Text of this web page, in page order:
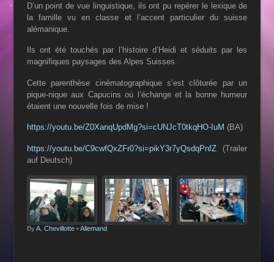
D’un point de vue linguistique, ils ont pu repérer le lexique de
la famille vu en classe et l’accent particulier du suisse
alémanique.
Ils ont été touchés par l’histoire d’Heidi et séduits par les
magnifiques paysages des Alpes Suisses.
Cette parenthèse cinématographique s’est clôturée par un
pique-nique aux Capucins où l’échange et la bonne humeur
étaient une nouvelle fois de mise !
https://youtu.be/Z0XanqUpdMg?si=cUNJcT0tkqHO-IuM (BA)
https://youtu.be/C9cwfQxZFr0?si=pikY3r7yQsdqPnfZ(Trailer
auf Deutsch)
ByA. Chevillotte• Allemand